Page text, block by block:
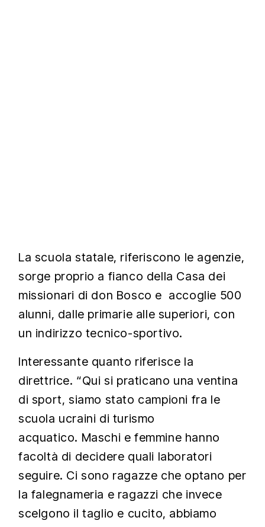
La scuola statale, riferiscono le agenzie,
sorge proprio a fianco della Casa dei
missionari di don Bosco e accoglie 500
alunni, dalle primarie alle superiori, con
un indirizzo tecnico-sportivo.
Interessante quanto riferisce la
direttrice. “Qui si praticano una ventina
di sport, siamo stato campioni fra le
scuola ucraini di turismo
acquatico. Maschi e femmine hanno
facoltà di decidere quali laboratori
seguire. Ci sono ragazze che optano per
la falegnameria e ragazzi che invece
scelgono il taglio e cucito, abbiamo